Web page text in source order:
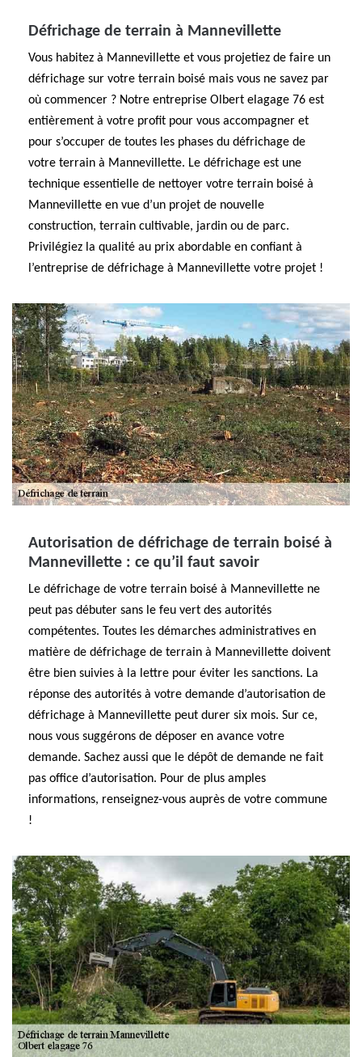
Défrichage de terrain à Mannevillette
Vous habitez à Mannevillette et vous projetiez de faire un
défrichage sur votre terrain boisé mais vous ne savez par
où commencer ? Notre entreprise Olbert elagage 76 est
entièrement à votre profit pour vous accompagner et
pour s’occuper de toutes les phases du défrichage de
votre terrain à Mannevillette. Le défrichage est une
technique essentielle de nettoyer votre terrain boisé à
Mannevillette en vue d’un projet de nouvelle
construction, terrain cultivable, jardin ou de parc.
Privilégiez la qualité au prix abordable en confiant à
l’entreprise de défrichage à Mannevillette votre projet !
Autorisation de défrichage de terrain boisé à
Mannevillette : ce qu’il faut savoir
Le défrichage de votre terrain boisé à Mannevillette ne
peut pas débuter sans le feu vert des autorités
compétentes. Toutes les démarches administratives en
matière de défrichage de terrain à Mannevillette doivent
être bien suivies à la lettre pour éviter les sanctions. La
réponse des autorités à votre demande d’autorisation de
défrichage à Mannevillette peut durer six mois. Sur ce,
nous vous suggérons de déposer en avance votre
demande. Sachez aussi que le dépôt de demande ne fait
pas office d’autorisation. Pour de plus amples
informations, renseignez-vous auprès de votre commune
!